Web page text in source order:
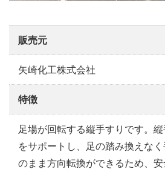
販売元
矢崎化工株式会社
特徴
足場が回転する縦手すりです。
をサポートし、足の踏み換えな
のまま方向転換ができるため、